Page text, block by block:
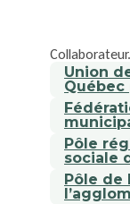
Union
Québec
Pôle
sociale
Pôle de